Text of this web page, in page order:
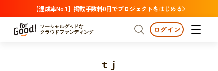
【達成率No.1】掲載手数料0円でプロジェクトをはじめる
ソーシャルグッドな
クラウドファンディング
ログイン
ｔｊ